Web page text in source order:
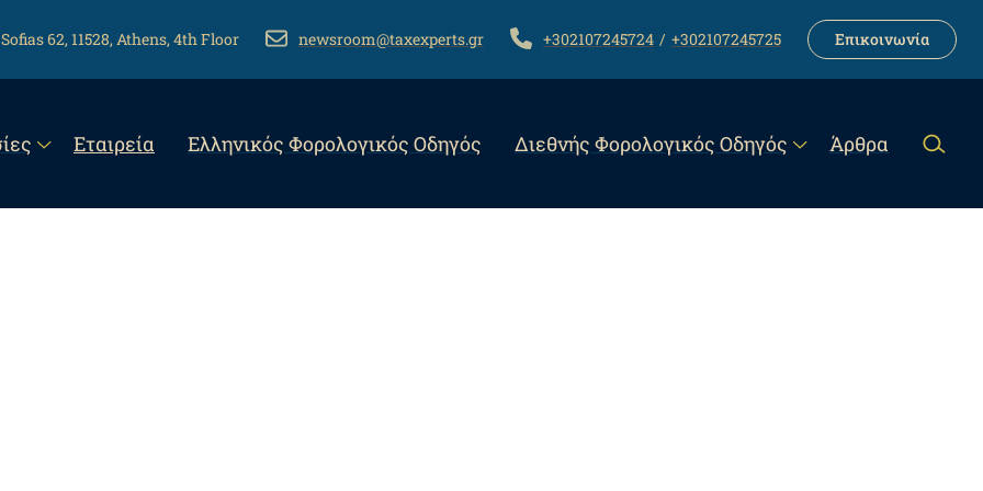
62, 11528, Athens, 4th Floor EMAILnewsroom@taxexperts.gr TELEPHONE
+302107245724 +302107245725 LINKΕπικοινωνία
Εταιρεία Eλληνικός Φορολογικός Οδηγός Διεθνής Φορολογικός Οδηγός Άρθρα